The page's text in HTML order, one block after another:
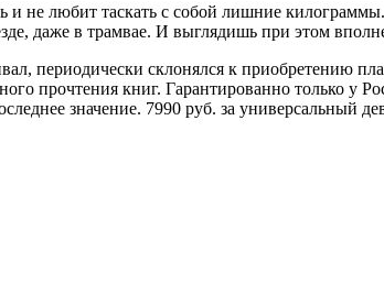
не любит таскать с собой лишние
даже в трамвае. И выглядишь при этом
периодически склонялся к приобретению
прочтения книг. Гарантированно только у
значение. 7990 руб. за универсальный